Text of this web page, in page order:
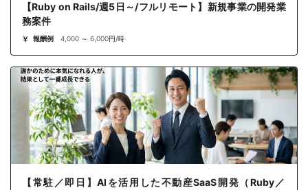
【Ruby on Rails/週5日～/フルリモート】新規事業の開発業
務案件
報酬例 4,000 ～ 6,000円/時
【常駐／即日】AIを活用した不動産SaaS開発（Ruby／